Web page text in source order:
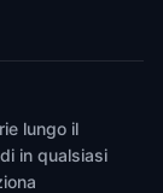
lungo il
in qualsiasi